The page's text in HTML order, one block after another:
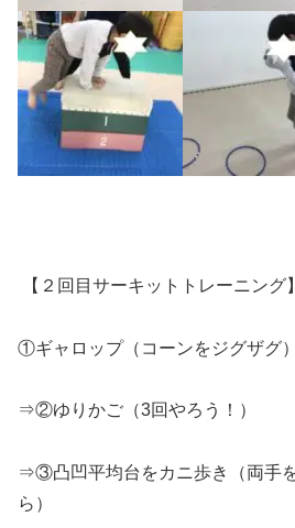
【２回目サーキットトレーニング】
①ギャロップ（コーンをジグザグ）
⇒②ゆりかご（3回やろう！）
⇒③凸凹平均台をカニ歩き（両手
ら）